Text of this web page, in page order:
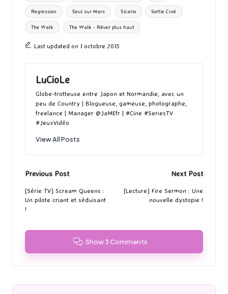
Regression Seul sur Mars Sicario Sortie Ciné
The Walk The Walk - Rêver plus haut
Last updated on 1 octobre 2015
LuCioLe
Globe-trotteuse entre Japon et Normandie, avec un
peu de Country | Blogueuse, gameuse, photographe,
freelance | Manager @JaMEfr | #Cine #SeriesTV
#JeuxVidéo
View All Posts
Post
navigation
Previous Post
[Série TV] Scream Queens :
Un pilote criant et séduisant
!
Next Post
[Lecture] Fire Sermon : Une
nouvelle dystopie !
Show 3 Comments